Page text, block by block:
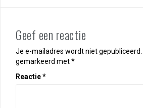
Geef een reactie
Je e-mailadres wordt niet gepubliceerd.
gemarkeerd met*
Reactie*